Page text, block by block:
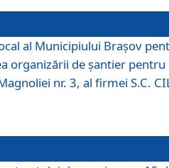
al Municipiului Braşov
organizării de șantier pentru
nr. 3, al firmei S.C.